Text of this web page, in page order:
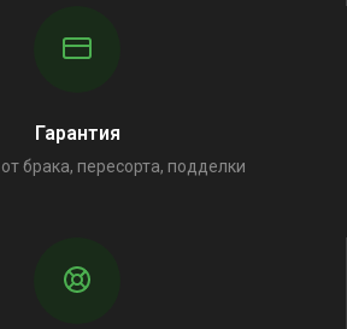
Гарантия
брака, пересорта, подделки